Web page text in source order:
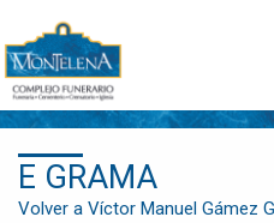
E GRAMA
Volver a Víctor Manuel Gámez